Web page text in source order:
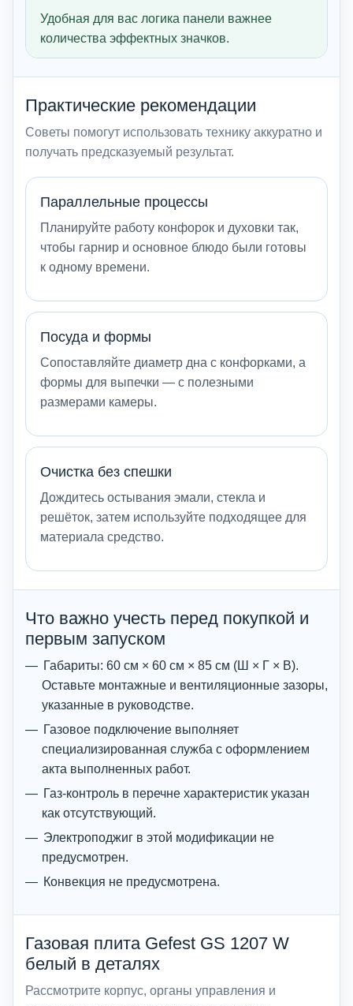
Удобная для вас логика панели важнее
количества эффектных значков.
Практические рекомендации
Советы помогут использовать технику аккуратно и
получать предсказуемый результат.
Параллельные процессы
Планируйте работу конфорок и духовки так,
чтобы гарнир и основное блюдо были готовы
к одному времени.
Посуда и формы
Сопоставляйте диаметр дна с конфорками, а
формы для выпечки — с полезными
размерами камеры.
Очистка без спешки
Дождитесь остывания эмали, стекла и
решёток, затем используйте подходящее для
материала средство.
Что важно учесть перед покупкой и
первым запуском
Габариты: 60 см × 60 см × 85 см (Ш × Г × В).
Оставьте монтажные и вентиляционные зазоры,
указанные в руководстве.
Газовое подключение выполняет
специализированная служба с оформлением
акта выполненных работ.
Газ-контроль в перечне характеристик указан
как отсутствующий.
Электроподжиг в этой модификации не
предусмотрен.
Конвекция не предусмотрена.
Газовая плита Gefest GS 1207 W
белый в деталях
Рассмотрите корпус, органы управления и